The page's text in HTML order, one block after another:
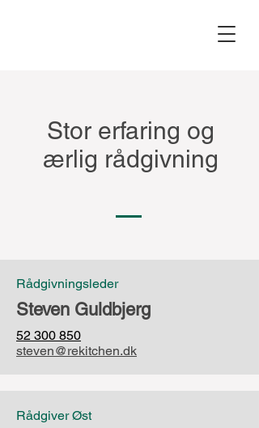
Stor erfaring og
ærlig rådgivning
Rådgivningsleder
Steven Guldbjerg
52 300 850
steven@rekitchen.dk
Rådgiver Øst